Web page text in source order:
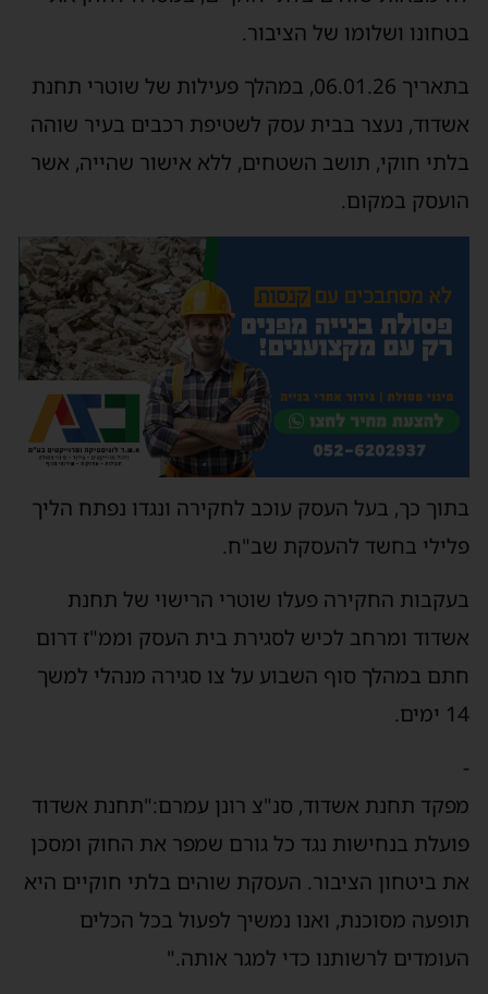
בטחונו ושלומו של הציבור.
בתאריך 06.01.26, במהלך פעילות של שוטרי תחנת
אשדוד, נעצר בבית עסק לשטיפת רכבים בעיר שוהה
בלתי חוקי, תושב השטחים, ללא אישור שהייה, אשר
הועסק במקום.
בתוך כך, בעל העסק עוכב לחקירה ונגדו נפתח הליך
פלילי בחשד להעסקת שב"ח.
בעקבות החקירה פעלו שוטרי הרישוי של תחנת
אשדוד ומרחב לכיש לסגירת בית העסק וממ"ז דרום
חתם במהלך סוף השבוע על צו סגירה מנהלי למשך
14 ימים.
-
מפקד תחנת אשדוד, סנ"צ רונן עמרם:"תחנת אשדוד
פועלת בנחישות נגד כל גורם שמפר את החוק ומסכן
את ביטחון הציבור. העסקת שוהים בלתי חוקיים היא
תופעה מסוכנת, ואנו נמשיך לפעול בכל הכלים
העומדים לרשותנו כדי למגר אותה."